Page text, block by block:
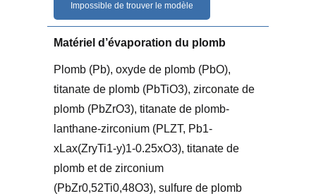
Impossible de trouver le modèle
Matériel d’évaporation du plomb
Plomb (Pb), oxyde de plomb (PbO),
titanate de plomb (PbTiO3), zirconate de
plomb (PbZrO3), titanate de plomb-
lanthane-zirconium (PLZT, Pb1-
xLax(ZryTi1-y)1-0.25xO3), titanate de
plomb et de zirconium
(PbZr0,52Ti0,48O3), sulfure de plomb